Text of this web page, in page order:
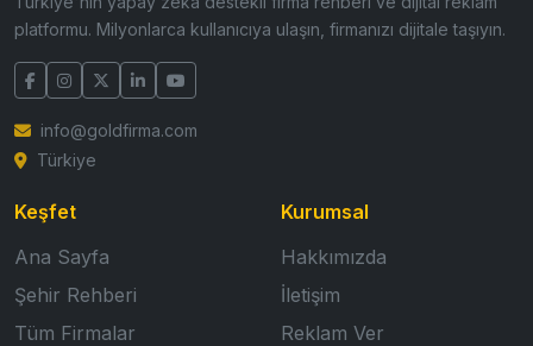
platformu. Milyonlarca kullanıcıya ulaşın, firmanızı dijitale taşıyın.
info@goldfirma.com
Türkiye
Keşfet
Ana Sayfa
Şehir Rehberi
Tüm Firmalar
Kurumsal
Hakkımızda
İletişim
Reklam Ver